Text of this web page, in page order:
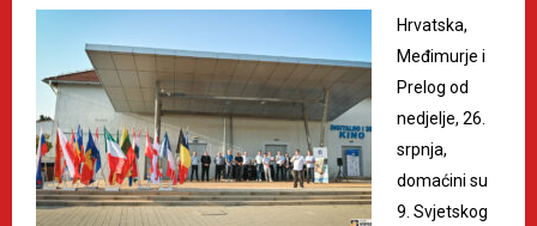
Hrvatska,
Međimurje i
Prelog od
nedjelje, 26.
srpnja,
domaćini su
9. Svjetskog